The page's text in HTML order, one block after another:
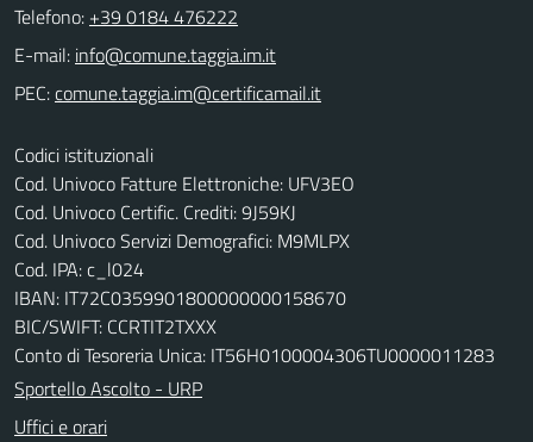
Telefono: +39 0184 476222
E-mail:
PEC:
Codici istituzionali
Cod. Univoco Fatture Elettroniche: UFV3EO
Cod. Univoco Certific. Crediti: 9J59KJ
Cod. Univoco Servizi Demografici: M9MLPX
Cod. IPA: c_l024
IBAN: IT72C0359901800000000158670
BIC/SWIFT: CCRTIT2TXXX
Conto di Tesoreria Unica: IT56H0100004306TU0000011283
Sportello Ascolto - URP
Uffici e orari